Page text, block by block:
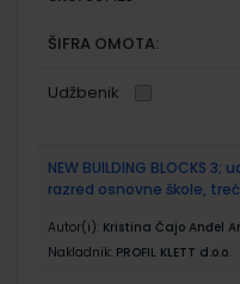
ŠIFRA OMOTA:
Udžbenik
NEW BUILDING BLOCKS
razred osnovne škole,
Autor(i): Kristina Čajo Anđel
Nakladnik: PROFIL KLETT d.o.o.